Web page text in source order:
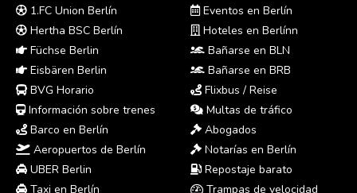
1.FC Union Berlín
Hertha BSC Berlín
Füchse Berlin
Eisbären Berlin
BVG Horario
Información sobre trenes
Barco en Berlín
Aeropuertos de Berlín
UBER Berlin
Taxi en Berlín
Eventos en Berlín
Hoteles en Berlínn
Bañarse en BLN
Bañarse en BRB
Flixbus / Reise
Multas de tráfico
Abogados
Notarías en Berlín
Repostaje barato
Trampas de velocidad